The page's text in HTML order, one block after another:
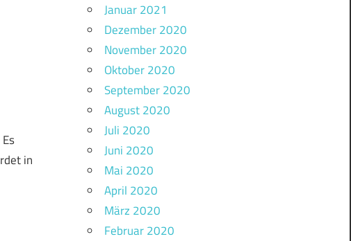
in
Januar 2021
Dezember 2020
November 2020
Oktober 2020
September 2020
August 2020
Juli 2020
Juni 2020
Mai 2020
April 2020
März 2020
Februar 2020